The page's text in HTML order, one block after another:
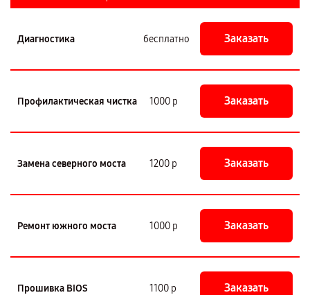
Диагностика бесплатно Заказать
Профилактическая чистка 1000 р Заказать
Замена северного моста 1200 р Заказать
Ремонт южного моста 1000 р Заказать
Прошивка BIOS 1100 р Заказать